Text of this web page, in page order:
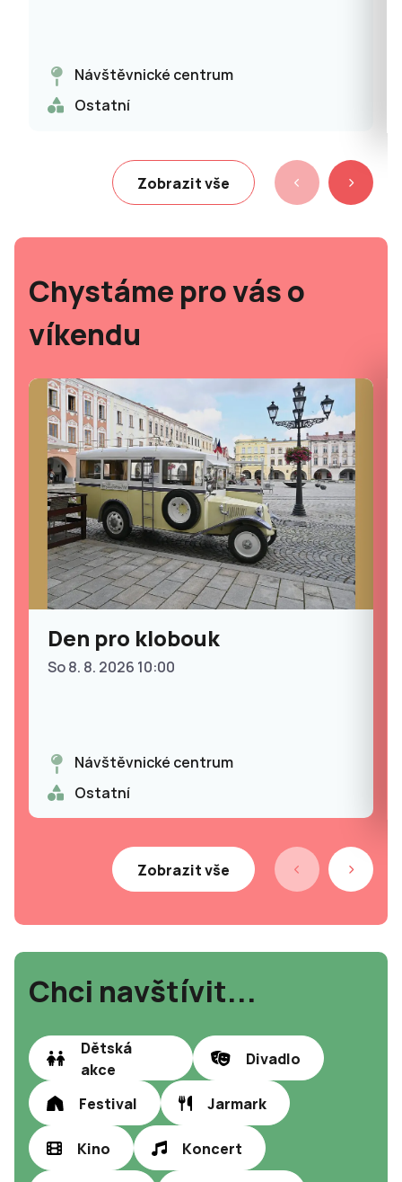
Návštěvnické centrum
Ostatní
Zobrazit vše
Chystáme pro vás o
víkendu
Den pro klobouk
So 8. 8. 2026 10:00
Návštěvnické centrum
Ostatní
Zobrazit vše
Chci navštívit...
Dětská
akce
Divadlo
Festival Jarmark
Kino Koncert